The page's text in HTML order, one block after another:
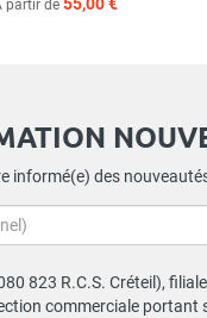
partir de
informé(e) des
823 R.C.S. Créteil),
commerciale